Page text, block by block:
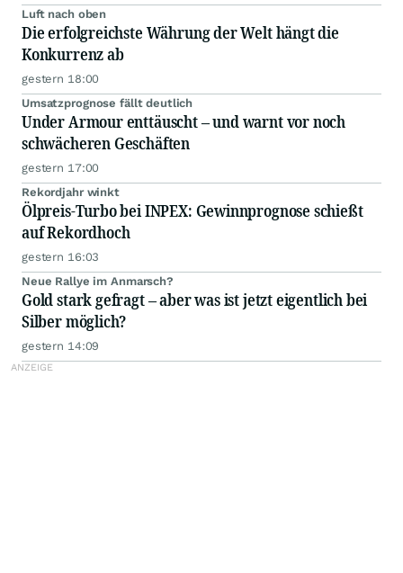
Luft nach oben
Die erfolgreichste Währung der Welt hängt die
Konkurrenz ab
gestern 18:00
Umsatzprognose fällt deutlich
Under Armour enttäuscht – und warnt vor noch
schwächeren Geschäften
gestern 17:00
Rekordjahr winkt
Ölpreis-Turbo bei INPEX: Gewinnprognose schießt
auf Rekordhoch
gestern 16:03
Neue Rallye im Anmarsch?
Gold stark gefragt – aber was ist jetzt eigentlich bei
Silber möglich?
gestern 14:09